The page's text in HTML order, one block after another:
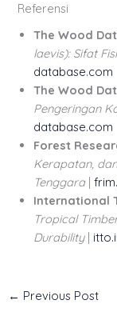
Referensi
The Wood
laevis): Sifat
database.com
The Wood
Pengeringan
database.com
Forest
Kerapatan,
Tenggara|
International
Tropical
Durability|
← Previous Post